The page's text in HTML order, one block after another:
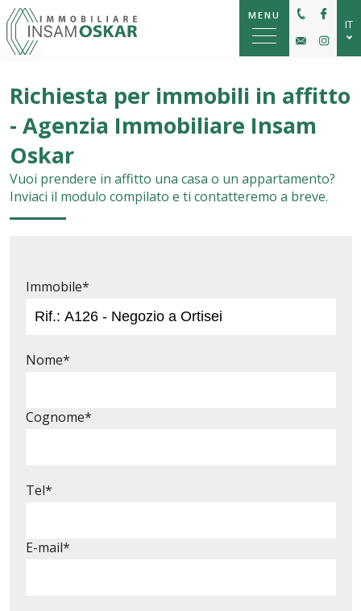
MENU
IT
EN
Richiesta per immobili in affitto
- Agenzia Immobiliare Insam
Oskar
Vuoi prendere in affitto una casa o un appartamento?
Inviaci il modulo compilato e ti contatteremo a breve.
Immobile*
Nome*
Cognome*
Tel*
E-mail*